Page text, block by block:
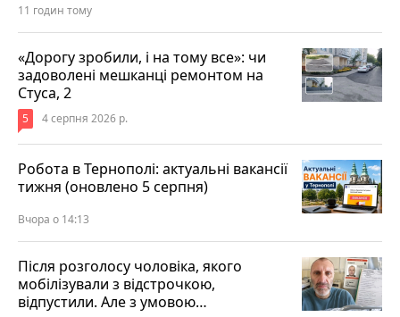
11 годин тому
«Дорогу зробили, і на тому все»: чи
задоволені мешканці ремонтом на
Стуса, 2
5 4 серпня 2026 р.
Робота в Тернополі: актуальні вакансії
тижня (оновлено 5 серпня)
Вчора о 14:13
Після розголосу чоловіка, якого
мобілізували з відстрочкою,
відпустили. Але з умовою…